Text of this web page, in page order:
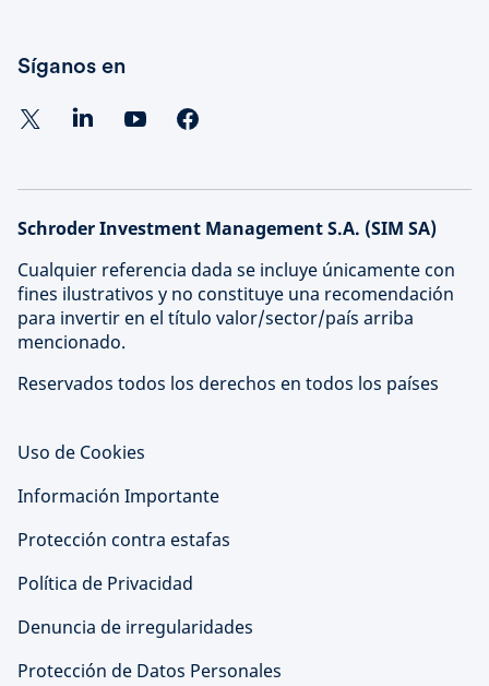
Síganos en
Schroder Investment Management S.A. (SIM SA)
Cualquier referencia dada se incluye únicamente con
fines ilustrativos y no constituye una recomendación
para invertir en el título valor/sector/país arriba
mencionado.
Reservados todos los derechos en todos los países
Uso de Cookies
Información Importante
Protección contra estafas
Política de Privacidad
Denuncia de irregularidades
Protección de Datos Personales